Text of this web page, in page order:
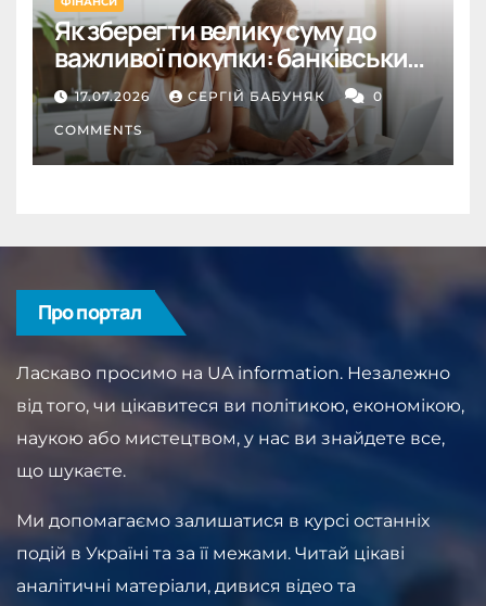
Як зберегти велику суму до
важливої покупки: банківський
депозит як інструмент
дисципліни
17.07.2026 СЕРГІЙ БАБУНЯК 0
COMMENTS
Про портал
Ласкаво просимо на UA information. Незалежно
від того, чи цікавитеся ви політикою, економікою,
наукою або мистецтвом, у нас ви знайдете все,
що шукаєте.
Ми допомагаємо залишатися в курсі останніх
подій в Україні та за її межами. Читай цікаві
аналітичні матеріали, дивися відео та